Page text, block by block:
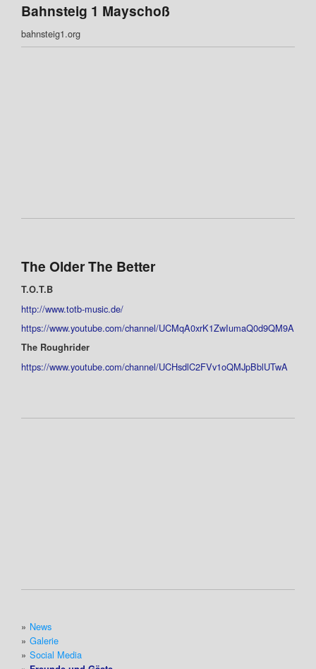
Bahnsteig 1 Mayschoß
bahnsteig1.org
The Older The Better
T.O.T.B
http://www.totb-music.de/
https://www.youtube.com/channel/UCMqA0xrK1ZwIumaQ0d9QM9A
The Roughrider
https://www.youtube.com/channel/UCHsdlC2FVv1oQMJpBblUTwA
News
Galerie
Social Media